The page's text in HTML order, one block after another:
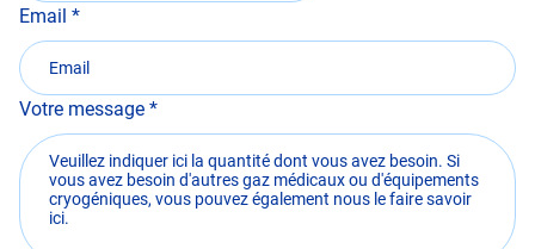
Email
Votre message